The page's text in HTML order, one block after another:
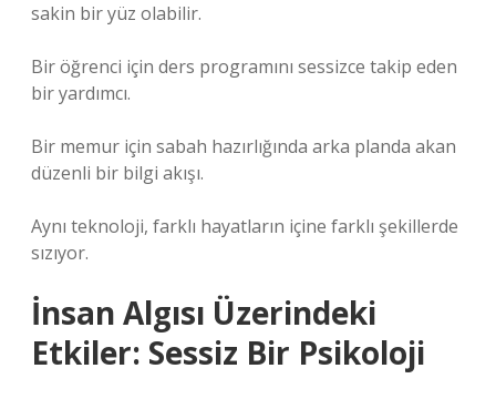
sakin bir yüz olabilir.
Bir öğrenci için ders programını sessizce takip eden
bir yardımcı.
Bir memur için sabah hazırlığında arka planda akan
düzenli bir bilgi akışı.
Aynı teknoloji, farklı hayatların içine farklı şekillerde
sızıyor.
İnsan Algısı Üzerindeki
Etkiler: Sessiz Bir Psikoloji